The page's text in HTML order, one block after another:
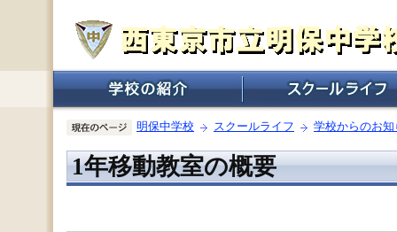
明保中学校 スクールライフ 学校からのお知
1年移動教室の概要